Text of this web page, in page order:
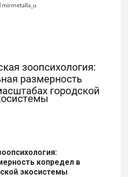
mirmetalla_u
копредел в
экосистемы